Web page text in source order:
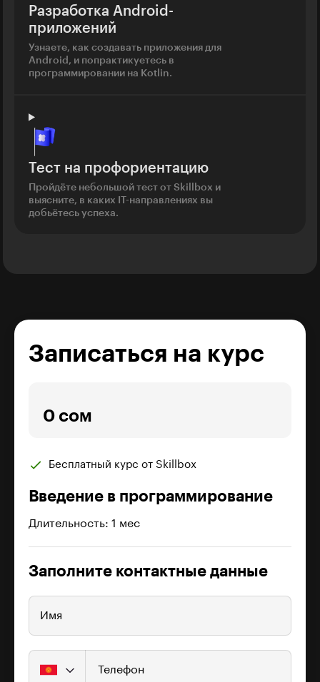
Разработка Android-
приложений
Узнаете, как создавать приложения для
Android, и попрактикуетесь в
программировании на Kotlin.
Тест на профориентацию
Пройдёте небольшой тест от Skillbox и
выясните, в каких IT-направлениях вы
добьётесь успеха.
Записаться на курс
0 сом
Бесплатный курс от Skillbox
Введение ­в программирова­ние
Длительность: 1 мес
Заполните контактные данные
Имя
Телефон